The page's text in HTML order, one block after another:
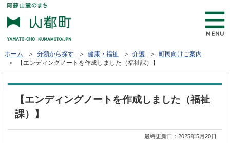
ホーム ＞分類から探す ＞健康・福祉 ＞介護 ＞町民向けご案内
＞ 【エンディングノートを作成しました（福祉課）】
【エンディングノートを作成しました（福祉
課）】
最終更新日：2025年5月20日